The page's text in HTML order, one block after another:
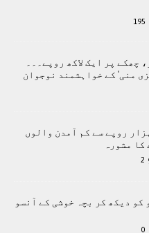
195
چھکے پر ایک لاکھ روپے۔۔۔
منی‘ کے خواہشمند نوجوان
عالمی بینک کا 50 ہزار روپے سے کم آمدن والوں
مشورہ
2
کو دیکھ کر بچہ خوشی کے آنسو
0